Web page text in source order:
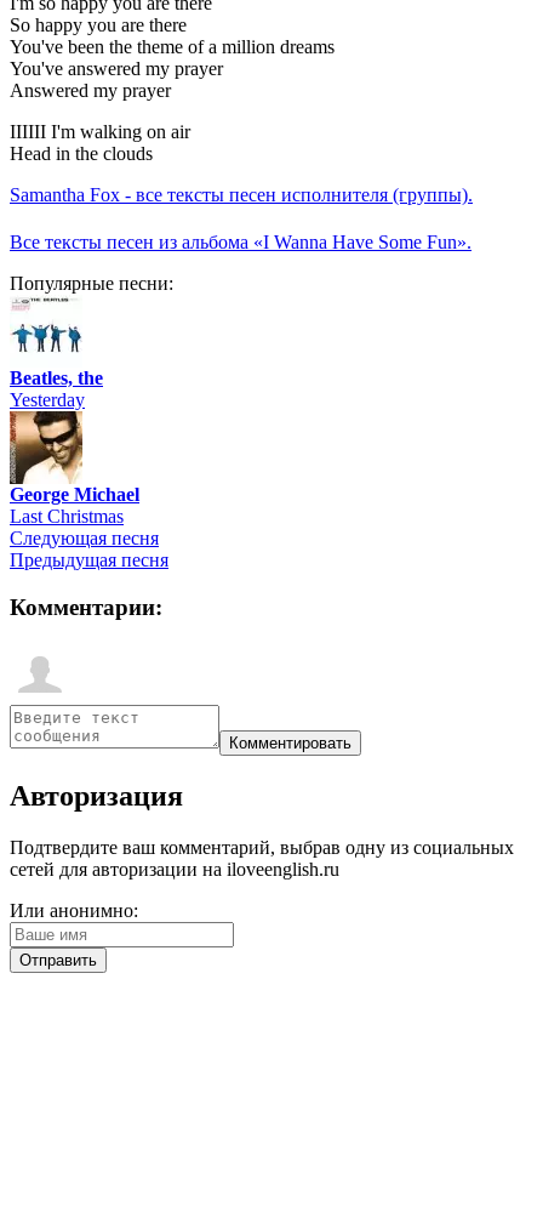
So happy you are there
You've been the theme of a million dreams
You've answered my prayer
Answered my prayer
IIIIII I'm walking on air
Head in the clouds
Samantha Fox - все тексты песен исполнителя (группы).
Все тексты песен из альбома «I Wanna Have Some Fun».
Популярные песни:
Beatles, the
Yesterday
George Michael
Last Christmas
Следующая песня
Предыдущая песня
Комментарии:
Авторизация
Подтвердите ваш комментарий, выбрав одну из социальных
сетей для авторизации на iloveenglish.ru
Или анонимно: